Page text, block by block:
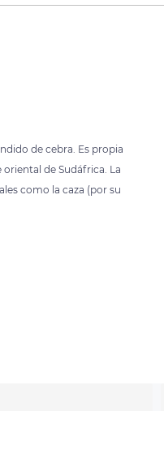
de cebra. Es propia
oriental de Sudáfrica. La
como la caza (por su
Customize